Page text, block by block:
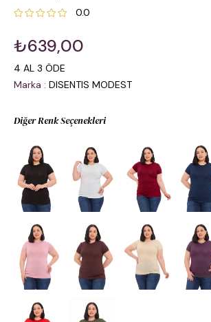
0.0
₺639,00
4 AL 3 ÖDE
Marka : DISENTIS MODEST
Diğer Renk Seçenekleri